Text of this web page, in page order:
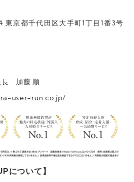
東京都千代田区大手町1丁目1番3号
長 加藤 順
user-run.co.jp/
について】